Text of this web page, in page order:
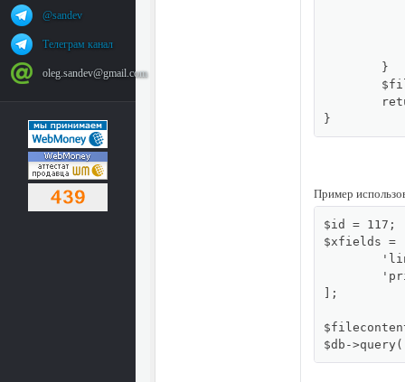
}
Пример
$id = 117;
$xfields =
];
$db-
@sandev
Телеграм канал
oleg.sandev@gmail.com